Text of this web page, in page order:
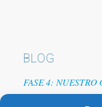
BLOG
FASE 4: NUESTRO
EMPRESAS TRAS